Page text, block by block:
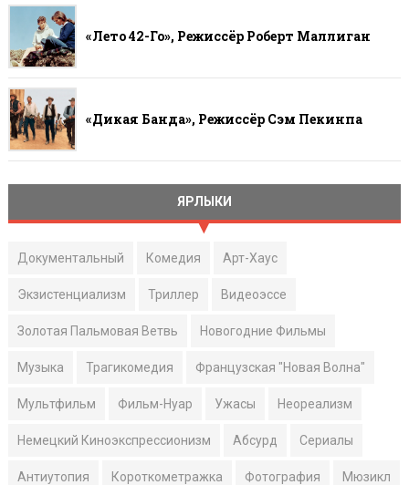
«Лето 42-Го», Режиссёр Роберт Маллиган
«Дикая Банда», Режиссёр Сэм Пекинпа
ЯРЛЫКИ
Документальный Комедия Арт-Хаус
Экзистенциализм Триллер Видеоэссе
Золотая Пальмовая Ветвь Новогодние Фильмы
Музыка Трагикомедия Французская "Новая Волна"
Мультфильм Фильм-Нуар Ужасы Неореализм
Немецкий Киноэкспрессионизм Абсурд Сериалы
Антиутопия Короткометражка Фотография Мюзикл